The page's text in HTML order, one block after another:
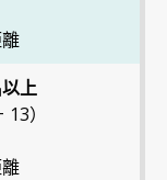
上
）